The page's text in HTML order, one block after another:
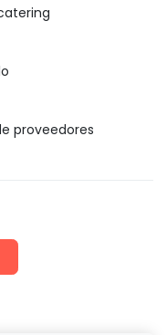
proveedores